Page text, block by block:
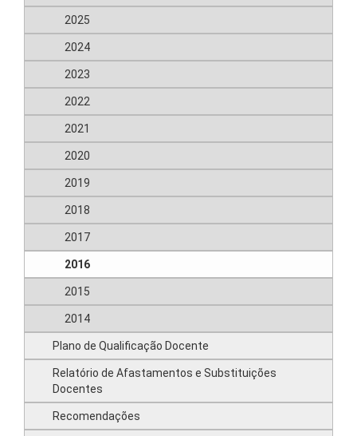
2025
2024
2023
2022
2021
2020
2019
2018
2017
2016
2015
2014
Plano de Qualificação Docente
Relatório de Afastamentos e Substituições
Docentes
Recomendações